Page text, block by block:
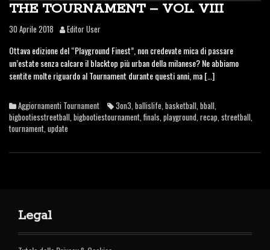
THE TOURNAMENT – VOL. VIII
30 Aprile 2018 Editor User
Ottava edizione del “Playground Finest”, non credevate mica di passare
un’estate senza calcare il blacktop più urban della milanese? Ne abbiamo
sentite molte riguardo al Tournament durante questi anni, ma […]
Aggiornamenti Tournament 3on3, ballislife, basketball, bball,
bigbootiesstreetball, bigbootiestournament,finals, playground, recap, streetball,
tournament, update
Legal